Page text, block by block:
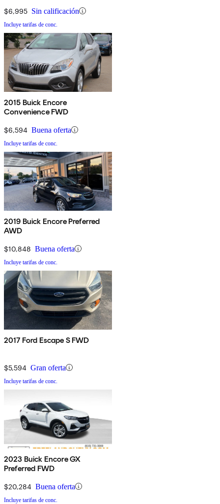
$6,995 Sin calificación
Incluye tarifas de conc.
2015 Buick Encore
Convenience FWD
$6,594 Buena oferta
Incluye tarifas de conc.
2019 Buick Encore Preferred
AWD
$10,848 Buena oferta
Incluye tarifas de conc.
2017 Ford Escape S FWD
$5,594 Gran oferta
Incluye tarifas de conc.
2023 Buick Encore GX
Preferred FWD
$20,284 Buena oferta
Incluye tarifas de conc.